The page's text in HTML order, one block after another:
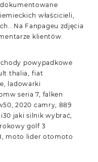
właścicieli,
Na Fanpageu zdjęcia
klientów.
powypadkowe
thalia, fiat
ladowarki
seria 7, falken
2020 camry, 889
jaki silnik wybrać,
golf 3
moto lider otomoto